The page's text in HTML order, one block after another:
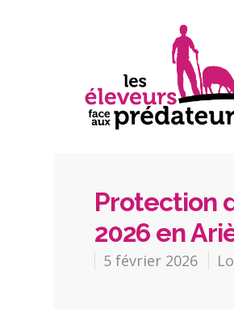
Protection
2026 en
5 février 2026